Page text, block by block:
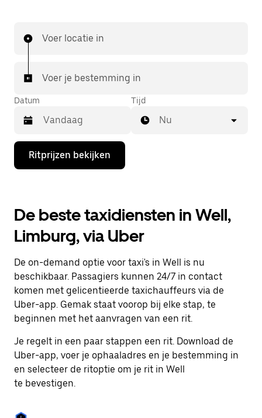
Je rit is binnen handbereik.
Voer locatie in
Voer je bestemming in
Datum
Druk
de
de
agenda
te
openen
een
datum
te
selecteren.
Druk
op
Escape
om
agenda
te
sluiten.
Tijd
Nu
Ritprijzen bekijken
De beste taxidiensten in Well,
Limburg, via Uber
De on-demand optie voor taxi's in Well is nu
beschikbaar. Passagiers kunnen 24/7 in contact
komen met gelicentieerde taxichauffeurs via de
Uber-app. Gemak staat voorop bij elke stap, te
beginnen met het aanvragen van een rit.
Je regelt in een paar stappen een rit. Download de
Uber-app, voer je ophaaladres en je bestemming in
en selecteer de ritoptie om je rit in Well
te bevestigen.